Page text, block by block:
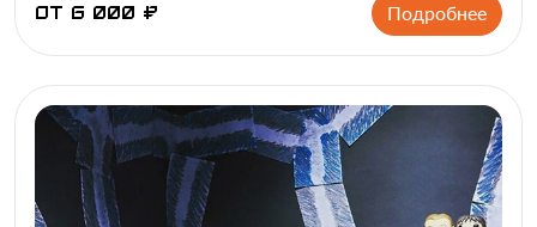
от 6 000 ₽ Подробнее